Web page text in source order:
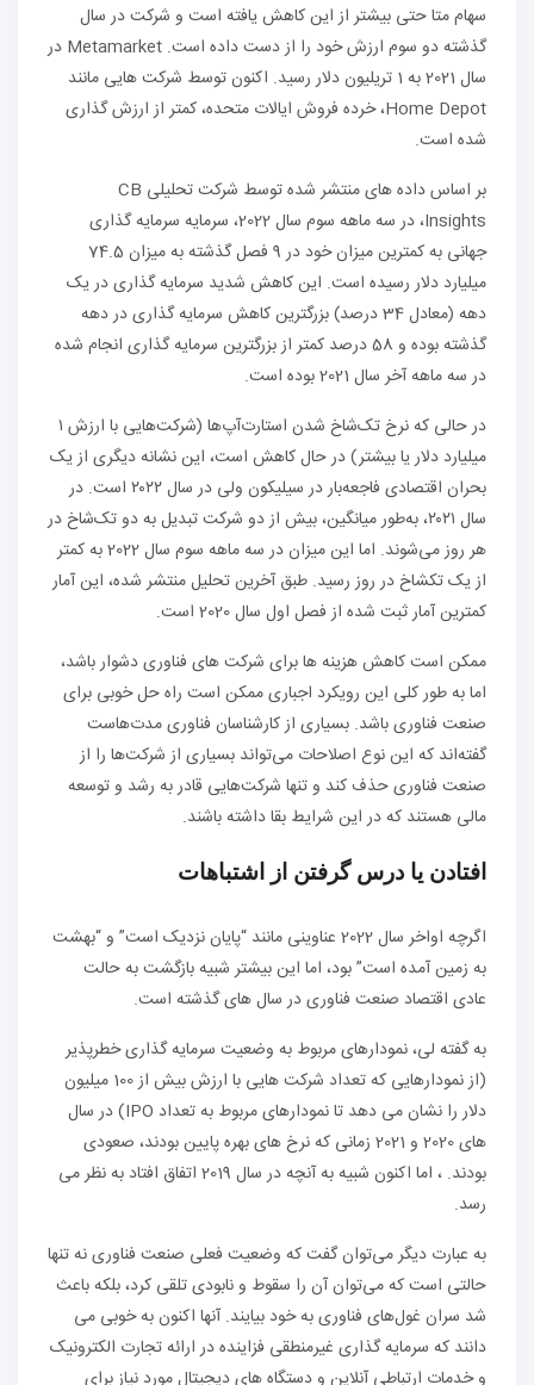
سهام متا حتی بیشتر از این کاهش یافته است و شرکت در سال
گذشته دو سوم ارزش خود را از دست داده است. Metamarket در
سال 2021 به 1 تریلیون دلار رسید. اکنون توسط شرکت هایی مانند
Home Depot، خرده فروش ایالات متحده، کمتر از ارزش گذاری
شده است.
بر اساس داده های منتشر شده توسط شرکت تحلیلی CB
Insights، در سه ماهه سوم سال 2022، سرمایه سرمایه گذاری
جهانی به کمترین میزان خود در 9 فصل گذشته به میزان 74.5
میلیارد دلار رسیده است. این کاهش شدید سرمایه گذاری در یک
دهه (معادل 34 درصد) بزرگترین کاهش سرمایه گذاری در دهه
گذشته بوده و 58 درصد کمتر از بزرگترین سرمایه گذاری انجام شده
در سه ماهه آخر سال 2021 بوده است.
در حالی که نرخ تک‌شاخ شدن استارت‌آپ‌ها (شرکت‌هایی با ارزش ۱
میلیارد دلار یا بیشتر) در حال کاهش است، این نشانه دیگری از یک
بحران اقتصادی فاجعه‌بار در سیلیکون ولی در سال ۲۰۲۲ است. در
سال ۲۰۲۱، به‌طور میانگین، بیش از دو شرکت تبدیل به دو تک‌شاخ در
هر روز می‌شوند. اما این میزان در سه ماهه سوم سال 2022 به کمتر
از یک تکشاخ در روز رسید. طبق آخرین تحلیل منتشر شده، این آمار
کمترین آمار ثبت شده از فصل اول سال 2020 است.
ممکن است کاهش هزینه ها برای شرکت های فناوری دشوار باشد،
اما به طور کلی این رویکرد اجباری ممکن است راه حل خوبی برای
صنعت فناوری باشد. بسیاری از کارشناسان فناوری مدت‌هاست
گفته‌اند که این نوع اصلاحات می‌تواند بسیاری از شرکت‌ها را از
صنعت فناوری حذف کند و تنها شرکت‌هایی قادر به رشد و توسعه
مالی هستند که در این شرایط بقا داشته باشند.
افتادن یا درس گرفتن از اشتباهات
اگرچه اواخر سال 2022 عناوینی مانند “پایان نزدیک است” و “بهشت
به زمین آمده است” بود، اما این بیشتر شبیه بازگشت به حالت
عادی اقتصاد صنعت فناوری در سال های گذشته است.
به گفته لی، نمودارهای مربوط به وضعیت سرمایه گذاری خطرپذیر
(از نمودارهایی که تعداد شرکت هایی با ارزش بیش از 100 میلیون
دلار را نشان می دهد تا نمودارهای مربوط به تعداد IPO) در سال
های 2020 و 2021 زمانی که نرخ های بهره پایین بودند، صعودی
بودند. ، اما اکنون شبیه به آنچه در سال 2019 اتفاق افتاد به نظر می
رسد.
به عبارت دیگر می‌توان گفت که وضعیت فعلی صنعت فناوری نه تنها
حالتی است که می‌توان آن را سقوط و نابودی تلقی کرد، بلکه باعث
شد سران غول‌های فناوری به خود بیایند. آنها اکنون به خوبی می
دانند که سرمایه گذاری غیرمنطقی فزاینده در ارائه تجارت الکترونیک
و خدمات ارتباطی آنلاین و دستگاه های دیجیتال مورد نیاز برای